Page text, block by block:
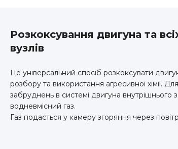
Розкоксування двигуна та
вузлів
Це універсальний спосіб розкоксувати
розбору та використання агресивної хімії.
забруднень в системі двигуна внутрішнього
водневмісний газ.
Газ подається у камеру згоряння через